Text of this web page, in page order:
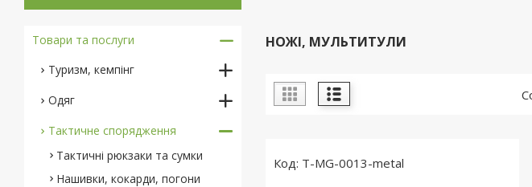
НОЖІ, МУЛЬТИТУЛИ
T-MG-0013-metal
Товари та послуги
Туризм, кемпінг
Одяг
Тактичне спорядження
Тактичні рюкзаки та сумки
Нашивки, кокарди, погони